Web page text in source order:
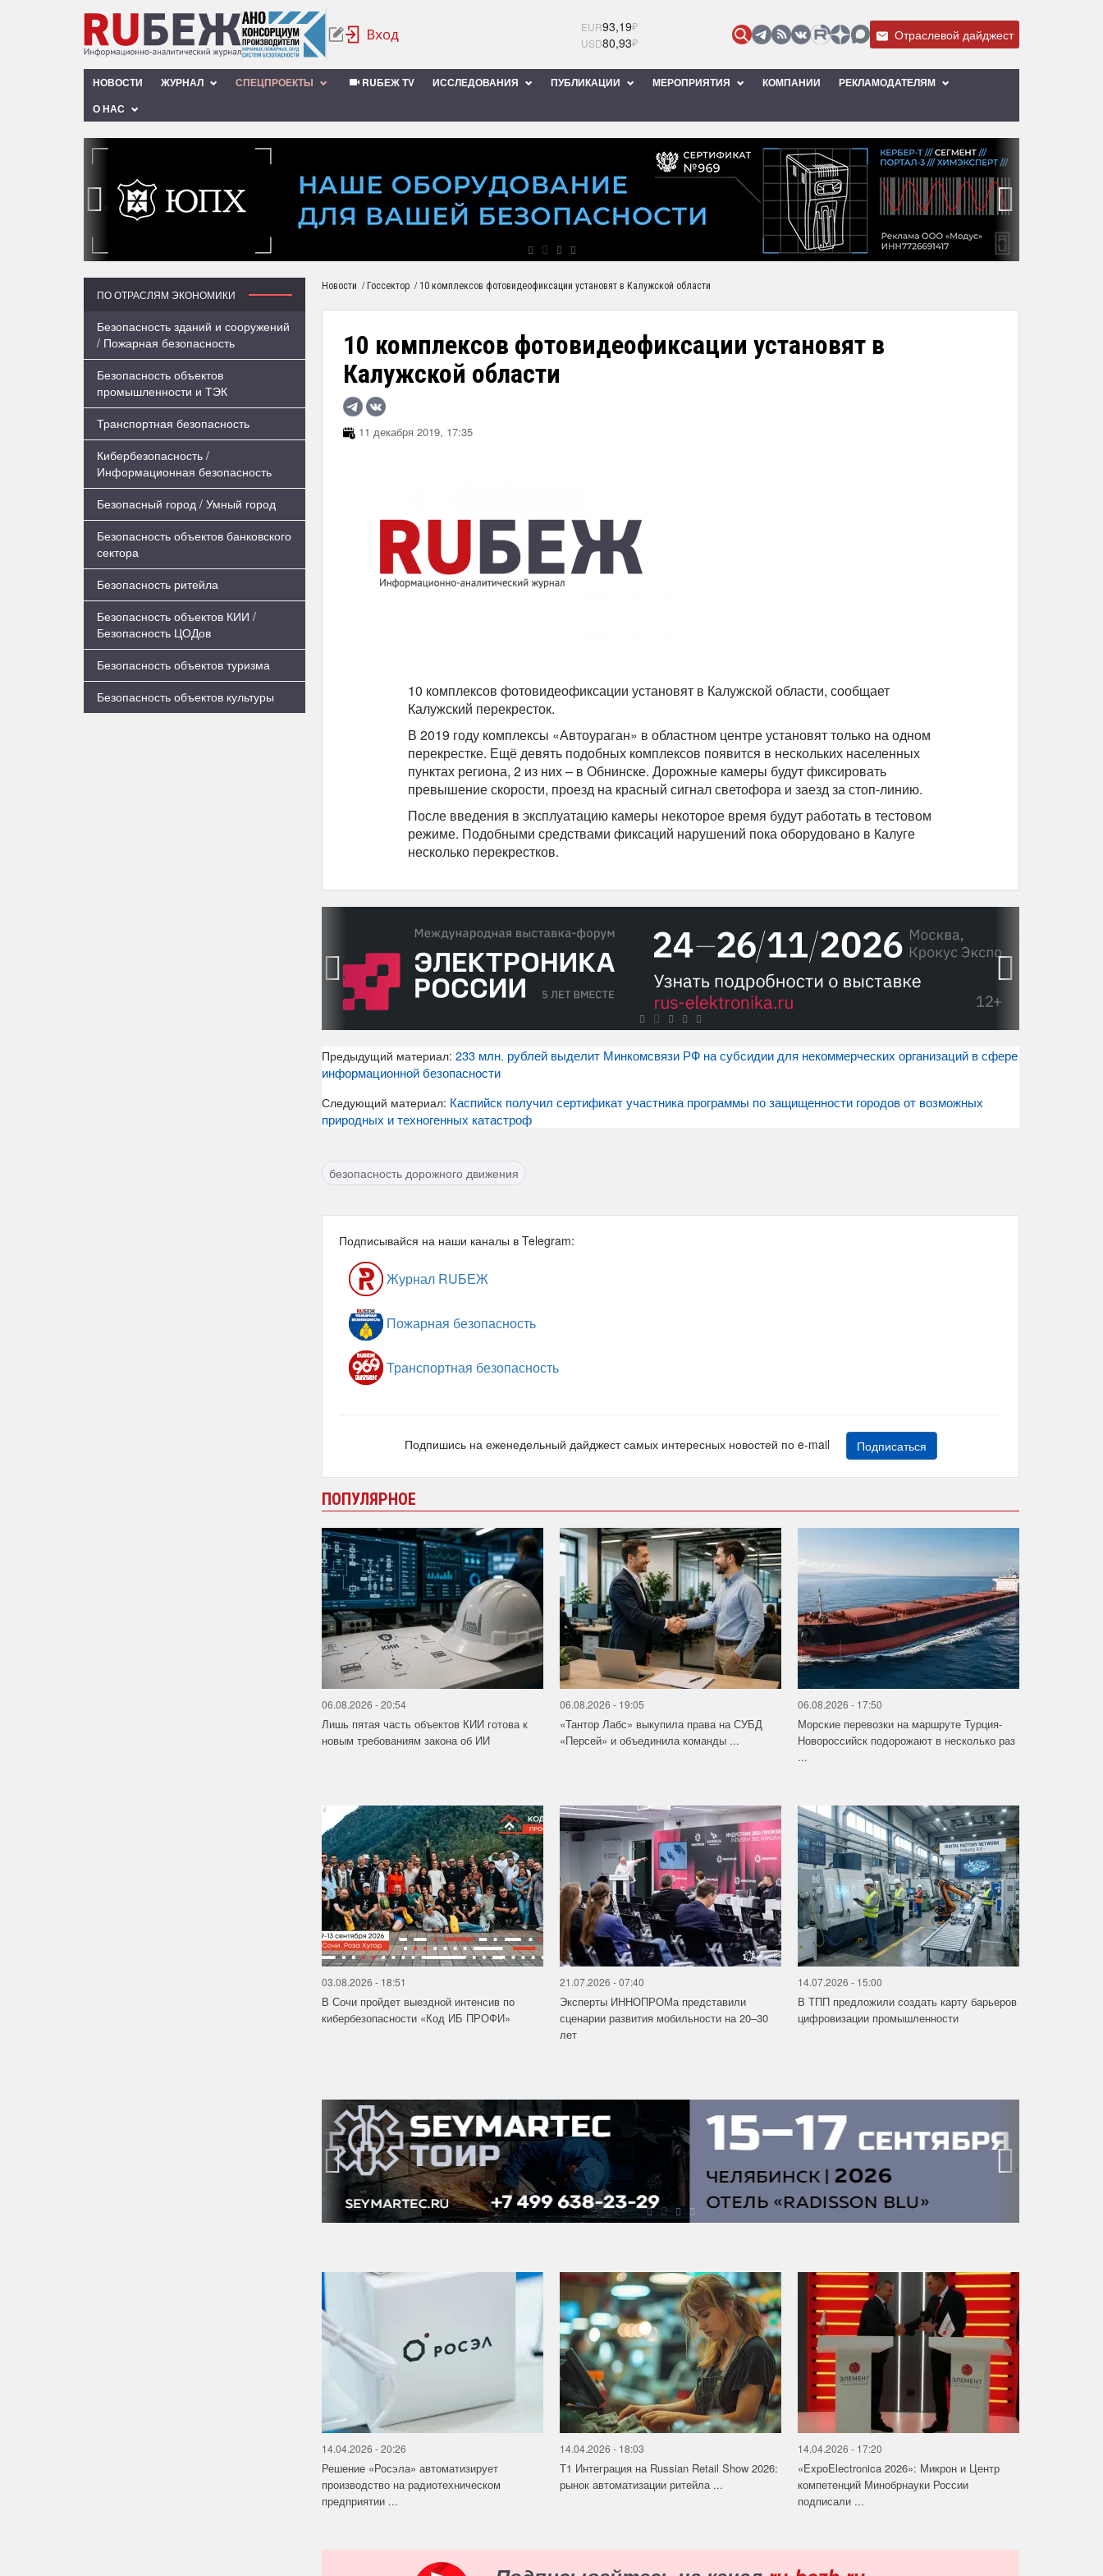
EUR93,19₽
USD80,93₽ Отраслевой дайджест
НОВОСТИ ЖУРНАЛ СПЕЦПРОЕКТЫ RUБЕЖ TV ИССЛЕДОВАНИЯ ПУБЛИКАЦИИ МЕРОПРИЯТИЯ КОМПАНИИ
РЕКЛАМОДАТЕЛЯМ
О НАС
‹
ПО ОТРАСЛЯМ ЭКОНОМИКИ
Безопасность зданий и сооружений
/ Пожарная безопасность
Безопасность объектов
промышленности и ТЭК
Транспортная безопасность
Кибербезопасность /
Информационная безопасность
Безопасный город / Умный город
Безопасность объектов банковского
сектора
Безопасность ритейла
Безопасность объектов КИИ /
Безопасность ЦОДов
Безопасность объектов туризма
Безопасность объектов культуры
Новости / Госсектор / 10 комплексов фотовидеофиксации установят в Калужской области
10 комплексов фотовидеофиксации установят в
Калужской области
11 декабря 2019, 17:35
10 комплексов фотовидеофиксации установят в Калужской области, сообщает
Калужский перекресток.
В 2019 году комплексы «Автоураган» в областном центре установят только на одном
перекрестке. Ещё девять подобных комплексов появится в нескольких населенных
пунктах региона, 2 из них – в Обнинске. Дорожные камеры будут фиксировать
превышение скорости, проезд на красный сигнал светофора и заезд за стоп-линию.
После введения в эксплуатацию камеры некоторое время будут работать в тестовом
режиме. Подобными средствами фиксаций нарушений пока оборудовано в Калуге
несколько перекрестков.
‹
Предыдущий материал: 233 млн. рублей выделит Минкомсвязи РФ на субсидии для некоммерческих организаций в сфере
информационной безопасности
Следующий материал: Каспийск получил сертификат участника программы по защищенности городов от возможных
природных и техногенных катастроф
безопасность дорожного движения
Подписывайся на наши каналы в Telegram:
Журнал RUБЕЖ
Пожарная безопасность
Транспортная безопасность
Подпишись на еженедельный дайджест самых интересных новостей по e-mail Подписаться
ПОПУЛЯРНОЕ
06.08.2026 - 20:54
Лишь пятая часть объектов КИИ готова к
новым требованиям закона об ИИ
06.08.2026 - 19:05
«Тантор Лабс» выкупила права на СУБД
«Персей» и объединила команды ...
06.08.2026 - 17:50
Морские перевозки на маршруте Турция-
Новороссийск подорожают в несколько раз
...
03.08.2026 - 18:51
В Сочи пройдет выездной интенсив по
кибербезопасности «Код ИБ ПРОФИ»
21.07.2026 - 07:40
Эксперты ИННОПРОМа представили
сценарии развития мобильности на 20–30
лет
14.07.2026 - 15:00
В ТПП предложили создать карту барьеров
цифровизации промышленности
‹ ›
14.04.2026 - 20:26
Решение «Росэла» автоматизирует
производство на радиотехническом
предприятии ...
14.04.2026 - 18:03
Т1 Интеграция на Russian Retail Show 2026:
рынок автоматизации ритейла ...
14.04.2026 - 17:20
«ExpoElectronica 2026»: Микрон и Центр
компетенций Минобрнауки России
подписали ...